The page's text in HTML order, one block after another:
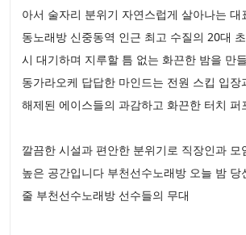
아서 술자리 분위기 자연스럽게 살아나는 대
동노래방 신중동역 인근 최고 수질의 20대
시 대기하며 지루할 틈 없는 화끈한 밤을 만
동가라오케 답답한 마인드는 전원 스킵 입장
해제된 에이스들의 과감하고 화끈한 터치 퍼
깔끔한 시설과 편안한 분위기로 직장인과 모
높은 공간입니다 부천선수노래방 오늘 밤 당
줄 부천선수노래방 선수들의 무대